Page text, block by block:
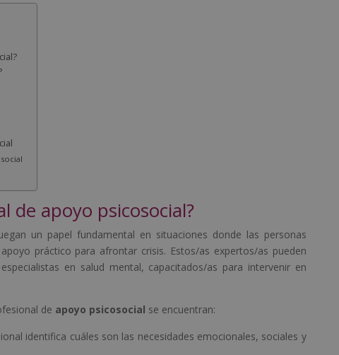
de apoyo psicosocial?
un papel fundamental en situaciones donde las personas
práctico para afrontar crisis. Estos/as expertos/as pueden
en salud mental, capacitados/as para intervenir en
de apoyo psicosocial se encuentran:
identifica cuáles son las necesidades emocionales, sociales y